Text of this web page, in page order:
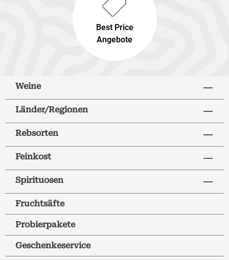
Best Price
Angebote
Weine
Länder/Regionen
Rebsorten
Feinkost
Spirituosen
Fruchtsäfte
Probierpakete
Geschenkeservice